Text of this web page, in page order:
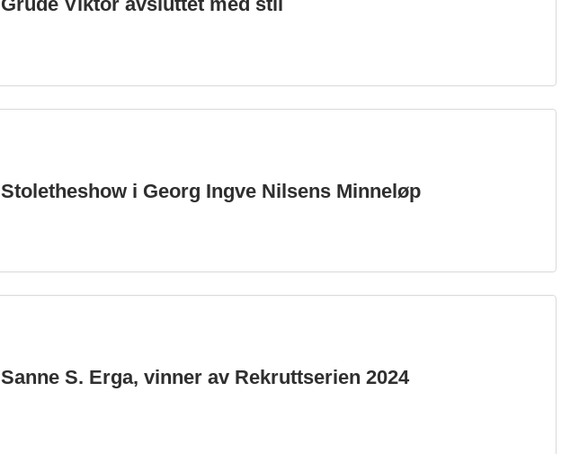
Stoletheshow i Georg Ingve Nilsens Minneløp
Sanne S. Erga, vinner av Rekruttserien 2024